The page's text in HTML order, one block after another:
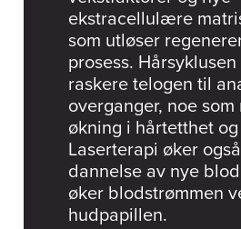
ekstracellulære
som utløser
prosess.
raskere telogen til
overganger, noe
økning i hårtetthet
Laserterapi øker
dannelse av nye
øker blodstrømmen
hudpapillen.